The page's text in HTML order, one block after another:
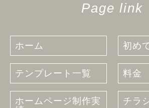
Page link
ホーム 初め
テンプレート一覧 料金
ホームページ制作実
チラ